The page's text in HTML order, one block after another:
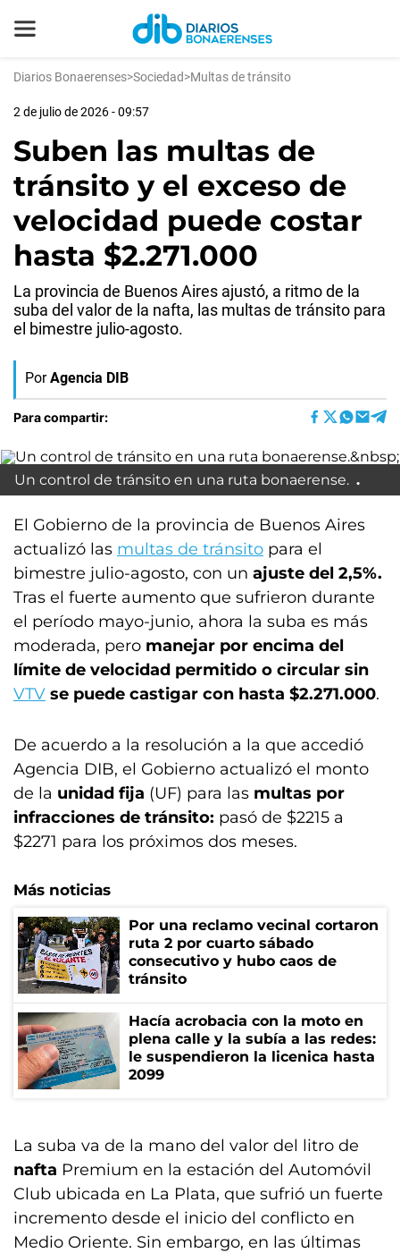
Diarios Bonaerenses>Sociedad>Multas de tránsito
2 de julio de 2026 - 09:57
Suben las multas de
tránsito y el exceso de
velocidad puede costar
hasta $2.271.000
La provincia de Buenos Aires ajustó, a ritmo de la
suba del valor de la nafta, las multas de tránsito para
el bimestre julio-agosto.
Por Agencia DIB
Para compartir:
Un control de tránsito en una ruta bonaerense.
El Gobierno de la provincia de Buenos Aires
actualizó las multas de tránsito para el
bimestre julio-agosto, con un ajuste del 2,5%.
Tras el fuerte aumento que sufrieron durante
el período mayo-junio, ahora la suba es más
moderada, pero manejar por encima del
límite de velocidad permitido o circular sin
VTV se puede castigar con hasta $2.271.000.
De acuerdo a la resolución a la que accedió
Agencia DIB, el Gobierno actualizó el monto
de la unidad fija (UF) para las multas por
infracciones de tránsito: pasó de $2215 a
$2271 para los próximos dos meses.
Más noticias
Por una reclamo vecinal cortaron
ruta 2 por cuarto sábado
consecutivo y hubo caos de
tránsito
Hacía acrobacia con la moto en
plena calle y la subía a las redes:
le suspendieron la licenica hasta
2099
La suba va de la mano del valor del litro de
nafta Premium en la estación del Automóvil
Club ubicada en La Plata, que sufrió un fuerte
incremento desde el inicio del conflicto en
Medio Oriente. Sin embargo, en las últimas